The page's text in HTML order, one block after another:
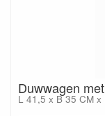
Duwwagen
L 41,5 x B 35 CM